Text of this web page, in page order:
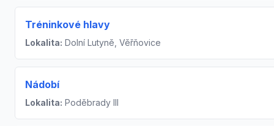
Tréninkové hlavy
Lokalita: Dolní Lutyně, Věřňovice
Nádobí
Lokalita: Poděbrady III